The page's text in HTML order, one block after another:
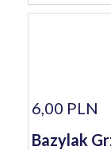
6,00 PLN
Bazylak